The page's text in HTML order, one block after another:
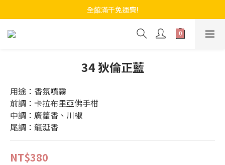
全館滿千免運費!
34 狄倫正藍
用途：香氛噴霧
前調：卡拉布里亞佛手柑
中調：廣藿香、川椒
尾調：龍涎香
NT$380